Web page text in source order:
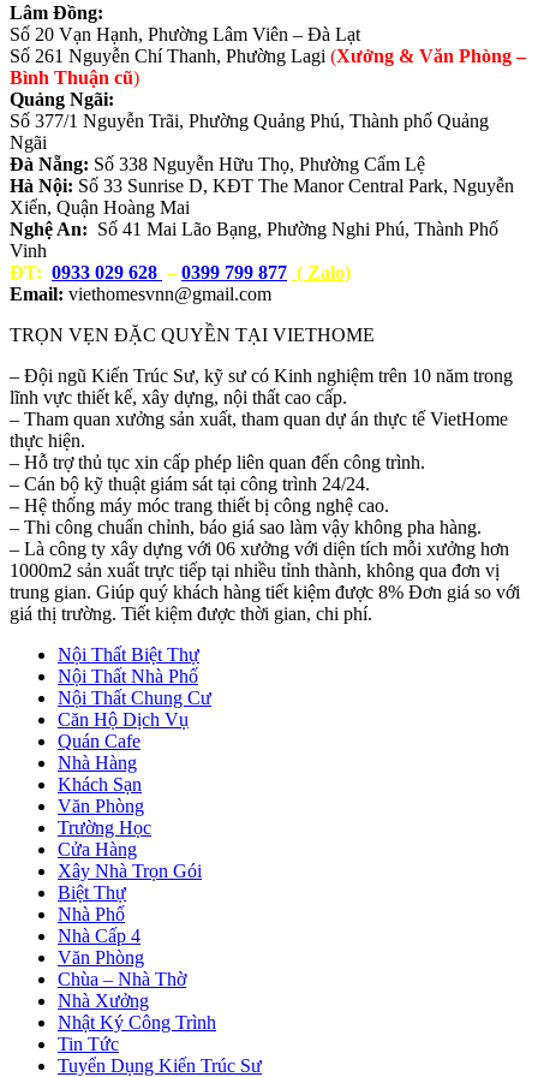
Lâm Đồng:
Số 20 Vạn Hạnh, Phường Lâm Viên – Đà Lạt
Số 261 Nguyễn Chí Thanh, Phường Lagi (Xưởng & Văn Phòng –
Bình Thuận cũ)
Quảng Ngãi:
Số 377/1 Nguyễn Trãi, Phường Quảng Phú, Thành phố Quảng
Ngãi
Đà Nẵng: Số 338 Nguyễn Hữu Thọ, Phường Cẩm Lệ
Hà Nội: Số 33 Sunrise D, KĐT The Manor Central Park, Nguyễn
Xiển, Quận Hoàng Mai
Nghệ An: Số 41 Mai Lão Bạng, Phường Nghi Phú, Thành Phố
Vinh
ĐT: 0933 029 628 –0399 799 877 ( Zalo)
Email: viethomesvnn@gmail.com
TRỌN VẸN ĐẶC QUYỀN TẠI VIETHOME
– Đội ngũ Kiến Trúc Sư, kỹ sư có Kinh nghiệm trên 10 năm trong
lĩnh vực thiết kế, xây dựng, nội thất cao cấp.
– Tham quan xưởng sản xuất, tham quan dự án thực tế VietHome
thực hiện.
– Hỗ trợ thủ tục xin cấp phép liên quan đến công trình.
– Cán bộ kỹ thuật giám sát tại công trình 24/24.
– Hệ thống máy móc trang thiết bị công nghệ cao.
– Thi công chuẩn chỉnh, báo giá sao làm vậy không pha hàng.
– Là công ty xây dựng với 06 xưởng với diện tích mỗi xưởng hơn
1000m2 sản xuất trực tiếp tại nhiều tỉnh thành, không qua đơn vị
trung gian. Giúp quý khách hàng tiết kiệm được 8% Đơn giá so với
giá thị trường. Tiết kiệm được thời gian, chi phí.
Nội Thất Biệt Thự
Nội Thất Nhà Phố
Nội Thất Chung Cư
Căn Hộ Dịch Vụ
Quán Cafe
Nhà Hàng
Khách Sạn
Văn Phòng
Trường Học
Cửa Hàng
Xây Nhà Trọn Gói
Biệt Thự
Nhà Phố
Nhà Cấp 4
Văn Phòng
Chùa – Nhà Thờ
Nhà Xưởng
Nhật Ký Công Trình
Tin Tức
Tuyển Dụng Kiến Trúc Sư